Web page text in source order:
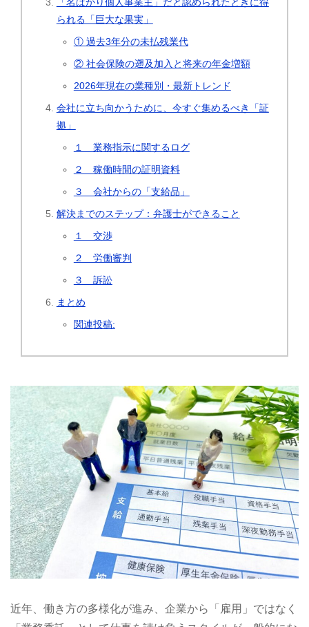
「名ばかり個人事業主」だと認められたときに得
られる「巨大な果実」
① 過去3年分の未払残業代
② 社会保険の遡及加入と将来の年金増額
2026年現在の業種別・最新トレンド
会社に立ち向かうために、今すぐ集めるべき「証
拠」
１ 業務指示に関するログ
２ 稼働時間の証明資料
３ 会社からの「支給品」
解決までのステップ：弁護士ができること
１ 交渉
２ 労働審判
３ 訴訟
まとめ
関連投稿:
近年、働き方の多様化が進み、企業から「雇用」ではなく